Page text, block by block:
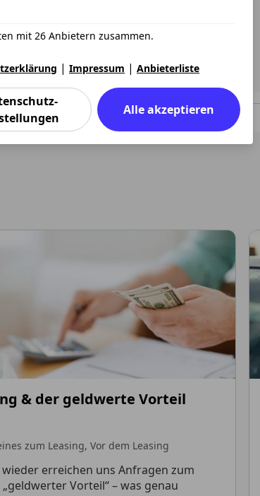
& der geldwerte Vorteil
zum Leasing, Vor dem Leasing
erreichen uns Anfragen zum
Vorteil“ – was genau
mit 26 Anbietern zusammen.
| Impressum | Anbieterliste
Alle akzeptieren